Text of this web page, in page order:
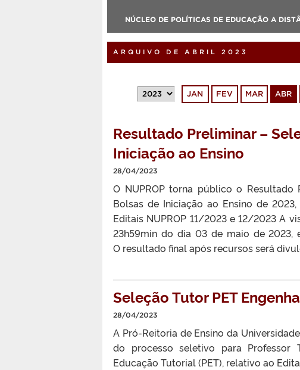
NÚCLEO DE POLÍTICAS DE EDUCAÇÃO A
ARQUIVO DE ABRIL 2023
JAN FEV MAR ABR
Resultado Preliminar –
Iniciação ao Ensino
28/04/2023
O NUPROP torna público o
Bolsas de Iniciação ao Ensino de
Editais NUPROP 11/2023 e 12/2023 A
23h59min do dia 03 de maio de 2023,
O resultado final após recursos será
Seleção Tutor PET
28/04/2023
A Pró-Reitoria de Ensino da
do processo seletivo para Professor
Educação Tutorial (PET), relativo ao